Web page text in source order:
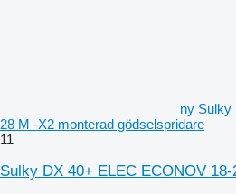
ny Sulky
28 M -X2 monterad gödselspridare
11
Sulky DX 40+ ELEC ECONOV